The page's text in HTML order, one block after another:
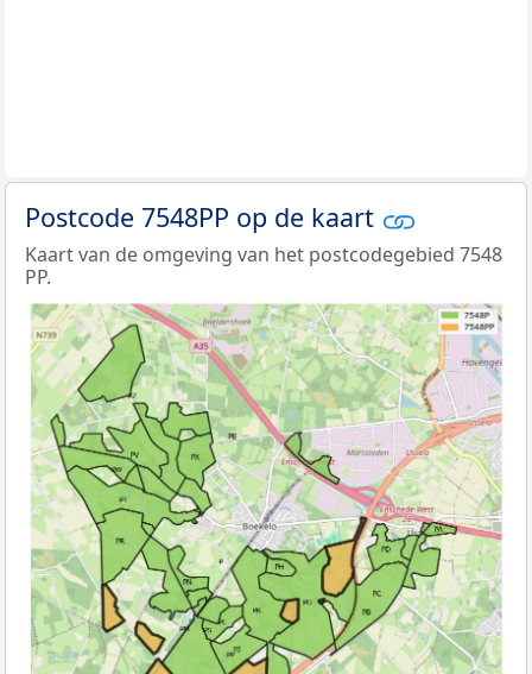
Postcode 7548PP op de kaart
Kaart van de omgeving van het postcodegebied 7548
PP.